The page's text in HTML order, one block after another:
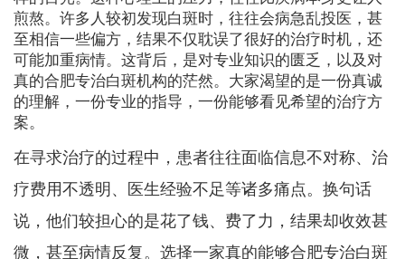
煎熬。许多人较初发现白斑时，往往会病急乱投医，甚
至相信一些偏方，结果不仅耽误了很好的治疗时机，还
可能加重病情。这背后，是对专业知识的匮乏，以及对
真的合肥专治白斑机构的茫然。大家渴望的是一份真诚
的理解，一份专业的指导，一份能够看见希望的治疗方
案。
在寻求治疗的过程中，患者往往面临信息不对称、治
疗费用不透明、医生经验不足等诸多痛点。换句话
说，他们较担心的是花了钱、费了力，结果却收效甚
微，甚至病情反复。选择一家真的能够合肥专治白斑